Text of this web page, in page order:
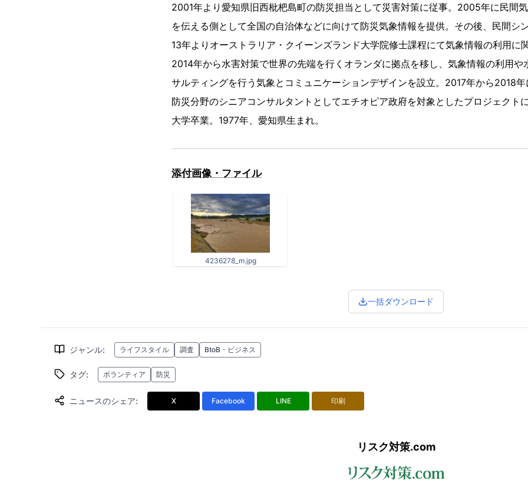
2001年より愛知県旧西枇杷島町の防災担当として災害対策に従事。2005年に民間
を伝える側として全国の自治体などに向けて防災気象情報を提供。その後、民間シ
13年よりオーストラリア・クイーンズランド大学院修士課程にて気象情報の利用に
2014年から水害対策で世界の先端を行くオランダに拠点を移し、気象情報の利用や
サルティングを行う気象とコミュニケーションデザインを設立。2017年から2018
防災分野のシニアコンサルタントとしてエチオピア政府を対象としたプロジェクト
大学卒業。1977年、愛知県生まれ。
添付画像・ファイル
4236278_m.jpg
一括ダウンロード
ジャンル: ライフスタイル 調査 BtoB・ビジネス
タグ: ボランティア 防災
ニュースのシェア: X Facebook LINE 印刷
リスク対策.com